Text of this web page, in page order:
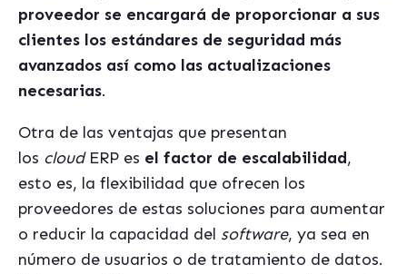
proveedor se encargará de proporcionar a sus
clientes los estándares de seguridad más
avanzados así como las actualizaciones
necesarias.
Otra de las ventajas que presentan
los cloudERP es el factor de escalabilidad,
esto es, la flexibilidad que ofrecen los
proveedores de estas soluciones para aumentar
o reducir la capacidad del software, ya sea en
número de usuarios o de tratamiento de datos.